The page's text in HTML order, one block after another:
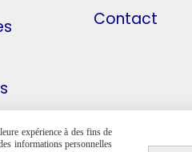
Contact
expérience à des fins de
informations personnelles